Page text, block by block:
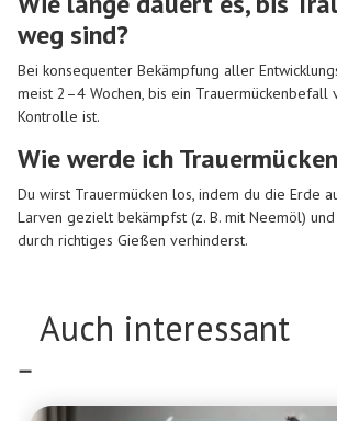
weg sind?
Bei konsequenter Bekämpfung aller
meist 2–4 Wochen, bis ein Trauermückenbefall
Kontrolle ist.
Wie werde ich
Du wirst Trauermücken los, indem du die Erde
Larven gezielt bekämpfst (z. B. mit Neemöl)
durch richtiges Gießen verhinderst.
Auch interessant